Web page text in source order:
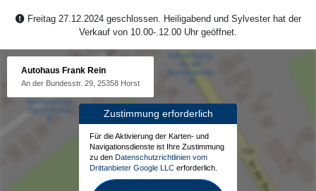
Freitag 27.12.2024 geschlossen. Heiligabend und Sylvester hat der
Verkauf von 10.00-.12.00 Uhr geöffnet.
Autohaus Frank Rein
An der Bundesstr. 29, 25358 Horst
Zustimmung erforderlich
Für die Aktivierung der Karten- und
Navigationsdienste ist Ihre Zustimmung
zu den Datenschutzrichtlinien vom
Drittanbieter Google LLC erforderlich.